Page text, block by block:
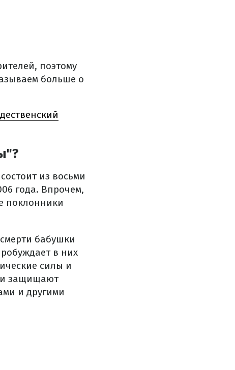
поэтому
больше о
из восьми
года. Впрочем,
поклонники
бабушки
в них
силы и
защищают
и другими